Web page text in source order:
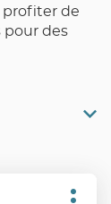
profiter de
pour des